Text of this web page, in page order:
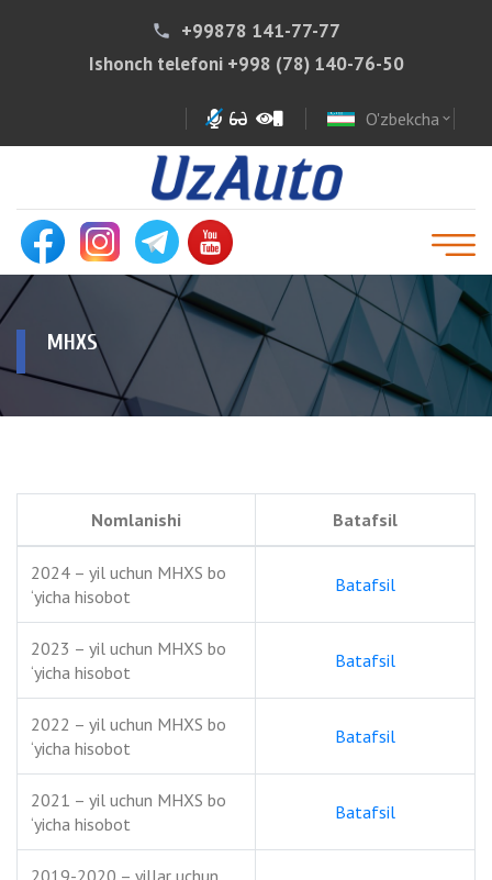
phone
+99878 141-77-77
Ishonch telefoni +998 (78) 140-76-50
O'zbekcha expand_more
MHXS
Nomlanishi Batafsil
2024 – yil uchun MHXS bo
‘yicha hisobot
Batafsil
2023 – yil uchun MHXS bo
‘yicha hisobot
Batafsil
2022 – yil uchun MHXS bo
‘yicha hisobot
Batafsil
2021 – yil uchun MHXS bo
‘yicha hisobot
Batafsil
2019-2020 – yillar uchun